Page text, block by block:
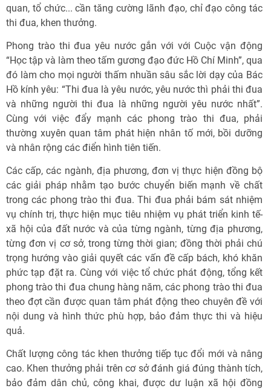
quan, tổ chức... cần tăng cường lãnh đạo, chỉ đạo công tác
thi đua, khen thưởng.
Phong trào thi đua yêu nước gắn với với Cuộc vận động
“Học tập và làm theo tấm gương đạo đức Hồ Chí Minh”, qua
đó làm cho mọi người thấm nhuần sâu sắc lời dạy của Bác
Hồ kính yêu: “Thi đua là yêu nước, yêu nước thì phải thi đua
và những người thi đua là những người yêu nước nhất”.
Cùng với việc đẩy mạnh các phong trào thi đua, phải
thường xuyên quan tâm phát hiện nhân tố mới, bồi dưỡng
và nhân rộng các điển hình tiên tiến.
Các cấp, các ngành, địa phương, đơn vị thực hiện đồng bộ
các giải pháp nhằm tạo bước chuyển biến mạnh về chất
trong các phong trào thi đua. Thi đua phải bám sát nhiệm
vụ chính trị, thực hiện mục tiêu nhiệm vụ phát triển kinh tế-
xã hội của đất nước và của từng ngành, từng địa phương,
từng đơn vị cơ sở, trong từng thời gian; đồng thời phải chú
trọng hướng vào giải quyết các vấn đề cấp bách, khó khăn
phức tạp đặt ra. Cùng với việc tổ chức phát động, tổng kết
phong trào thi đua chung hàng năm, các phong trào thi đua
theo đợt cần được quan tâm phát động theo chuyên đề với
nội dung và hình thức phù hợp, bảo đảm thực thi và hiệu
quả.
Chất lượng công tác khen thưởng tiếp tục đổi mới và nâng
cao. Khen thưởng phải trên cơ sở đánh giá đúng thành tích,
bảo đảm dân chủ, công khai, được dư luận xã hội đồng